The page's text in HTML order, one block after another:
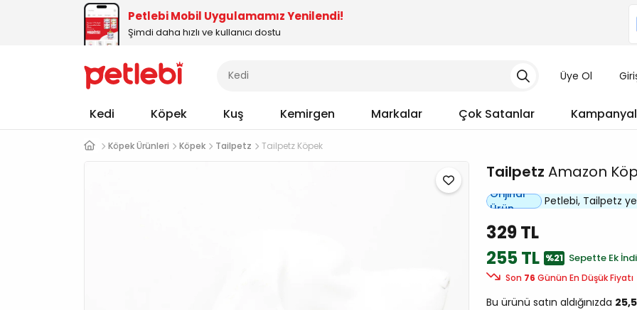
Petlebi Mobil Uygulamamız Yenilendi!
Şimdi daha hızlı ve kullanıcı dostu
Üye Ol
Kedi Köpek Kuş Kemirgen Markalar Çok Satanlar
Köpek Ürünleri Köpek Tailpetz Tailpetz Köpek
Tailpetz Amazon
Orijinal
Ürün
Petlebi, Tailpetz
329 TL
255 TL %21 Sepette Ek
Son 76 Günün En Düşük Fiyatı
Bu ürünü satın aldığınızda